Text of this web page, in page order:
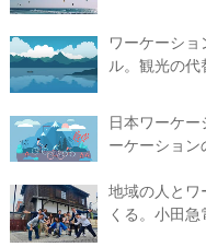
ワーケーシ
ル。観光の代
日本ワーケ
ーケーション
地域の人とワ
くる。小田急